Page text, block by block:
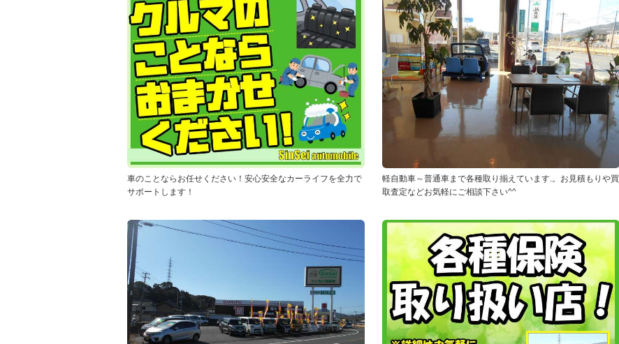
車のことならお任せください！安心安全なカーライフを全力で
サポートします！
軽自動車～普通車まで各種取り揃えています.。お見積もりや買
取査定などお気軽にご相談下さい^^